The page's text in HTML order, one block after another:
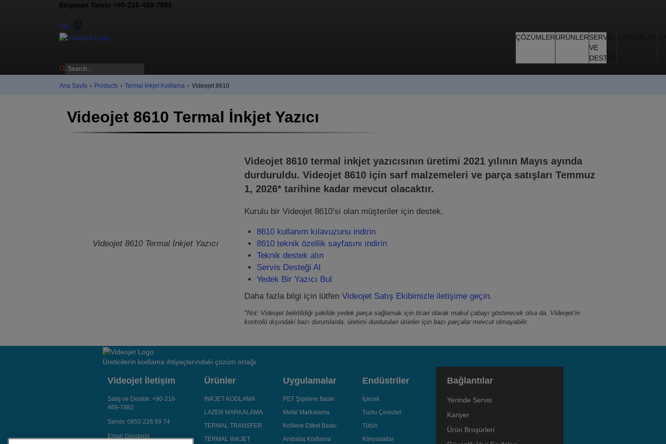
Ekipman Talebi +90-216-469-7982
TR
ÇÖZÜMLERÜRÜNLERSERVIS
VE
DESTEK
Ana Sayfa › Products › Termal İnkjet Kodlama › Videojet 8610
Videojet 8610 Termal İnkjet Yazıcı
Videojet 8610 Termal İnkjet Yazıcı
Videojet 8610 termal inkjet yazıcısının üretimi 2021 yılının Mayıs ayında
durduruldu. Videojet 8610 için sarf malzemeleri ve parça satışları Temmuz
1, 2026* tarihine kadar mevcut olacaktır.
Kurulu bir Videojet 8610’si olan müşteriler için destek.
8610 kullanım kılavuzunu indirin
8610 teknik özellik sayfasını indirin
Teknik destek alın
Servis Desteği Al
Yedek Bir Yazıcı Bul
Daha fazla bilgi için lütfen Videojet Satış Ekibimizle iletişime geçin.
*Not: Videojet belirtildiği şekilde yedek parça sağlamak için ticari olarak makul çabayı gösterecek olsa da, Videojet’in
kontrolü dışındaki bazı durumlarda, üretimi durdurulan ürünler için bazı parçalar mevcut olmayabilir.
Üreticilerin kodlama ihtiyaçlarındaki çözüm ortağı
Videojet İletişim
Satış ve Destek: +90-216-
469-7982
Servis: 0850 226 59 74
Email Gönderin
Ürünler
INKJET KODLAMA
LAZER MARKALAMA
TERMAL TRANSFER
TERMAL INKJET
Uygulamalar
PET Şişelere Baskı
Metal Markalama
Kolilere Etiket Baskı
Ambalaj Kodlama
Endüstriler
İçecek
Tuzlu Çerezler
Tütün
Kimyasallar
Bağlantılar
Yerinde Servis
Kariyer
Ürün Broşürleri